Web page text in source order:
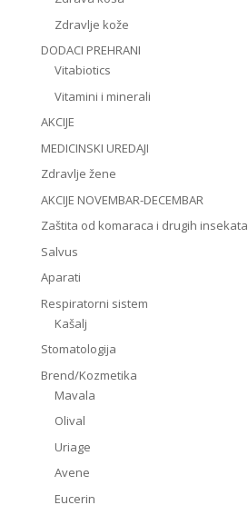
Zdravlje kože
DODACI PREHRANI
Vitabiotics
Vitamini i minerali
AKCIJE
MEDICINSKI UREDAJI
Zdravlje žene
AKCIJE NOVEMBAR-DECEMBAR
Zaštita od komaraca i drugih insekata
Salvus
Aparati
Respiratorni sistem
Kašalj
Stomatologija
Brend/Kozmetika
Mavala
Olival
Uriage
Avene
Eucerin